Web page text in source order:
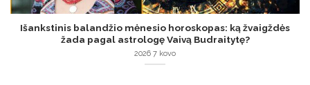
Išankstinis balandžio mėnesio horoskopas: ką žvaigždės
žada pagal astrologę Vaivą Budraitytę?
2026 7 kovo